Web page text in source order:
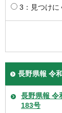
3：見つけに
長野県報 令
長野県報 令
183号